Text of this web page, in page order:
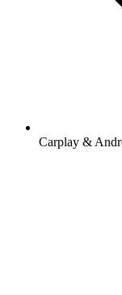
Carplay &